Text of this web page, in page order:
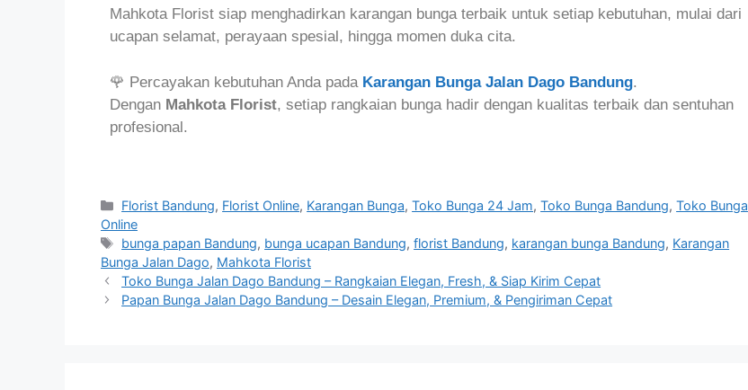
Mahkota Florist siap menghadirkan karangan bunga terbaik untuk setiap kebutuhan, mulai dari
ucapan selamat, perayaan spesial, hingga momen duka cita.
🌹 Percayakan kebutuhan Anda pada Karangan Bunga Jalan Dago Bandung.
Dengan Mahkota Florist, setiap rangkaian bunga hadir dengan kualitas terbaik dan sentuhan
profesional.
Florist Bandung, Florist Online, Karangan Bunga,Toko Bunga 24 Jam,Toko Bunga Bandung,Toko Bunga
Online
bunga papan Bandung, bunga ucapan Bandung,florist Bandung, karangan bunga Bandung, Karangan
Bunga Jalan Dago, Mahkota Florist
Toko Bunga Jalan Dago Bandung – Rangkaian Elegan, Fresh, & Siap Kirim Cepat
Papan Bunga Jalan Dago Bandung – Desain Elegan, Premium, & Pengiriman Cepat